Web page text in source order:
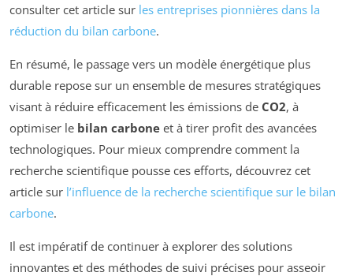
consulter cet article sur les entreprises pionnières dans la
réduction du bilan carbone.
En résumé, le passage vers un modèle énergétique plus
durable repose sur un ensemble de mesures stratégiques
visant à réduire efficacement les émissions de CO2, à
optimiser le bilan carbone et à tirer profit des avancées
technologiques. Pour mieux comprendre comment la
recherche scientifique pousse ces efforts, découvrez cet
article sur l’influence de la recherche scientifique sur le bilan
carbone.
Il est impératif de continuer à explorer des solutions
innovantes et des méthodes de suivi précises pour asseoir